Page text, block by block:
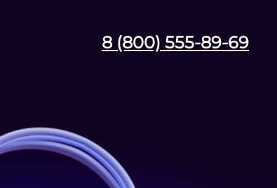
8 (800) 555-89-69